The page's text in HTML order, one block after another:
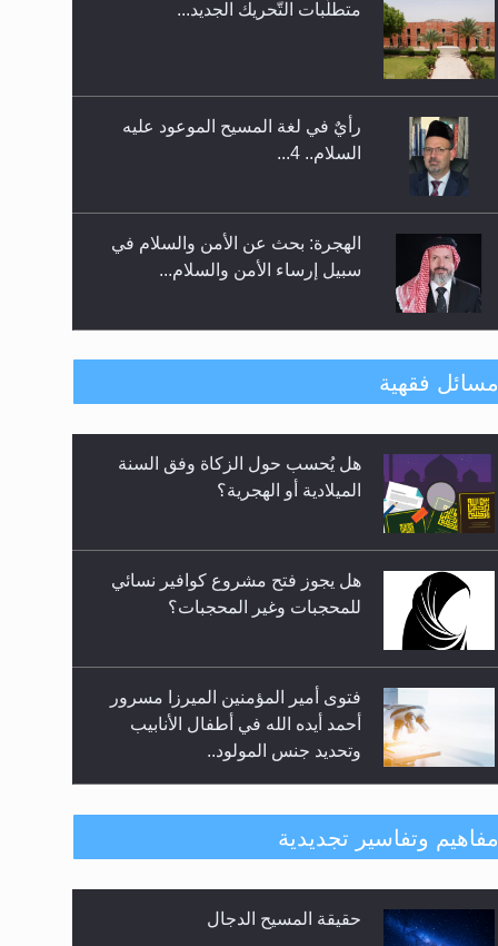
اليوم الوطني الرياضي لمجلس أنصار
متطلَّبات التّحريك الجديد...
رأيٌ في لغة المسيح الموعود عليه
السلام.. 4...
الهجرة: بحث عن الأمن والسلام في
سبيل إرساء الأمن والسلام...
رأيٌ في لغة المسيح الموعود عليه
**الحصن الحصين من وساوس
المعارضين ...**...
مسائل فقهية
هل يُحسب حول الزكاة وفق السنة
الميلادية أو الهجرية؟
هل يجوز فتح مشروع كوافير نسائي
للمحجبات وغير المحجبات؟
فتوى أمير المؤمنين الميرزا مسرور
أحمد أيده الله في أطفال الأنابيب
وتحديد جنس المولود..
هل من الصحيح أن ديّة المرأة
المقتولة تساوي نصف ديّة الرجل
هل تعتبر الأشفار الاصطناعية
مفاهيم وتفاسير تجديدية
حقيقة المسيح الدجال